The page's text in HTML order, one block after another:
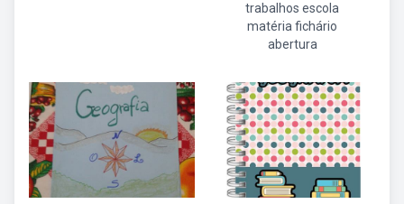
trabalhos escola
matéria fichário
abertura